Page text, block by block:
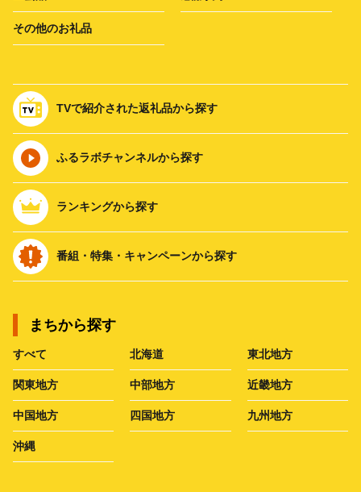
その他のお礼品
TVで紹介された返礼品から探す
ふるラボチャンネルから探す
ランキングから探す
番組・特集・キャンペーンから探す
まちから探す
すべて 北海道 東北地方
関東地方 中部地方 近畿地方
中国地方 四国地方 九州地方
沖縄